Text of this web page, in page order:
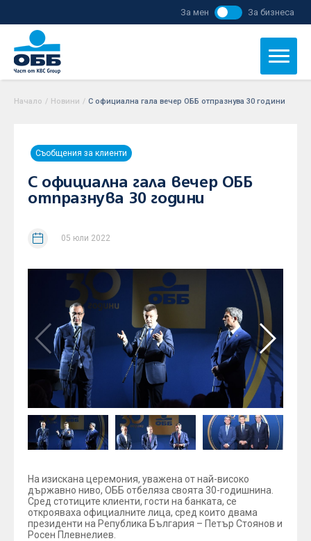
За мен За бизнеса
Начало / Новини / С официална гала вечер ОББ отпразнува 30 години
Съобщения за клиенти
С официална гала вечер ОББ
отпразнува 30 години
05 юли 2022
На изискана церемония, уважена от най-високо
държавно ниво, ОББ отбеляза своята 30-годишнина.
Сред стотиците клиенти, гости на банката, се
открояваха официалните лица, сред които двама
президенти на Република България – Петър Стоянов и
Росен Плевнелиев.